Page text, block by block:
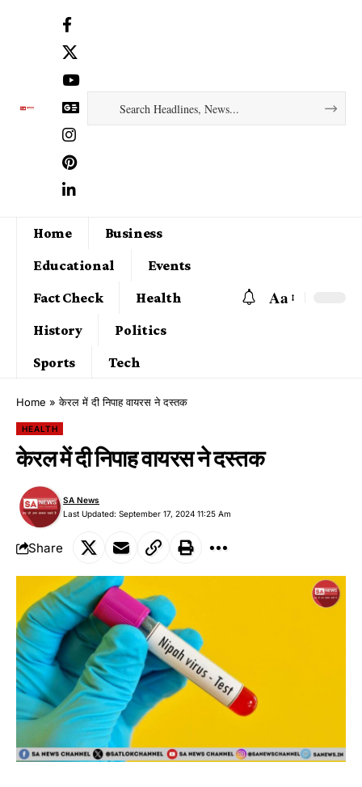
Home
Business
Educational
Events
Fact Check
Health
History
Politics
Sports
Tech
Aa
Home »केरल में दी निपाह वायरस ने दस्तक
HEALTH
केरल में दी निपाह वायरस ने दस्तक
Last Updated: September 17, 2024 11:25 Am
SA News
Share